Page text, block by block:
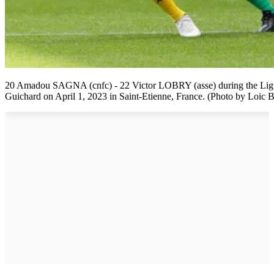
20 Amadou SAGNA (cnfc) - 22 Victor LOBRY (asse) during the
Guichard on April 1, 2023 in Saint-Etienne, France. (Photo by Loic